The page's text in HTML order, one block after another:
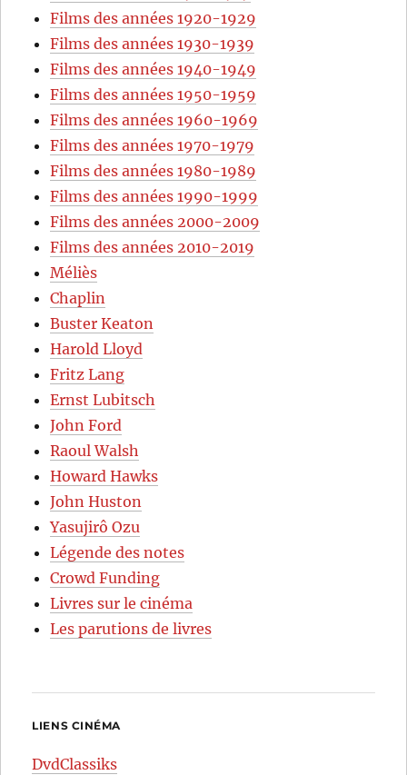
Films des années 1920-1929
Films des années 1930-1939
Films des années 1940-1949
Films des années 1950-1959
Films des années 1960-1969
Films des années 1970-1979
Films des années 1980-1989
Films des années 1990-1999
Films des années 2000-2009
Films des années 2010-2019
Méliès
Chaplin
Buster Keaton
Harold Lloyd
Fritz Lang
Ernst Lubitsch
John Ford
Raoul Walsh
Howard Hawks
John Huston
Yasujirô Ozu
Légende des notes
Crowd Funding
Livres sur le cinéma
Les parutions de livres
LIENS CINÉMA
DvdClassiks